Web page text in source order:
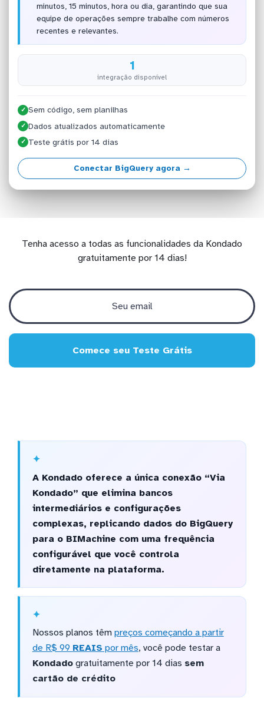
minutos, 15 minutos, hora ou dia, garantindo que sua
equipe de operações sempre trabalhe com números
recentes e relevantes.
1
integração disponível
✓ Sem código, sem planilhas
✓ Dados atualizados automaticamente
✓ Teste grátis por 14 dias
Conectar BigQuery agora →
Tenha acesso a todas as funcionalidades da Kondado
gratuitamente por 14 dias!
Comece seu Teste Grátis
A Kondado oferece a única conexão “Via
Kondado” que elimina bancos
intermediários e configurações
complexas, replicando dados do BigQuery
para o BIMachine com uma frequência
configurável que você controla
diretamente na plataforma.
Nossos planos têm preços começando a partir
de R$ 99 REAIS por mês, você pode testar a
Kondadogratuitamente por 14 dias sem
cartão de crédito